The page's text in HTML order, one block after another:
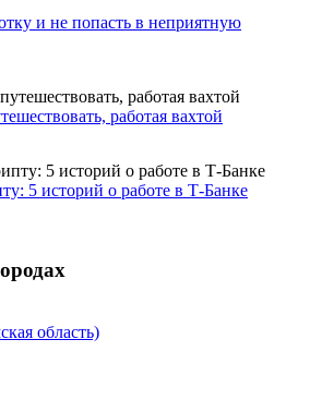
и не попасть в неприятную
работая вахтой
5 историй о работе в Т-Банке
область)